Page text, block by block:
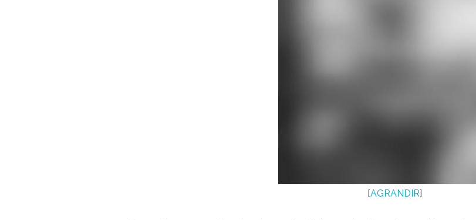
[AGRANDIR]